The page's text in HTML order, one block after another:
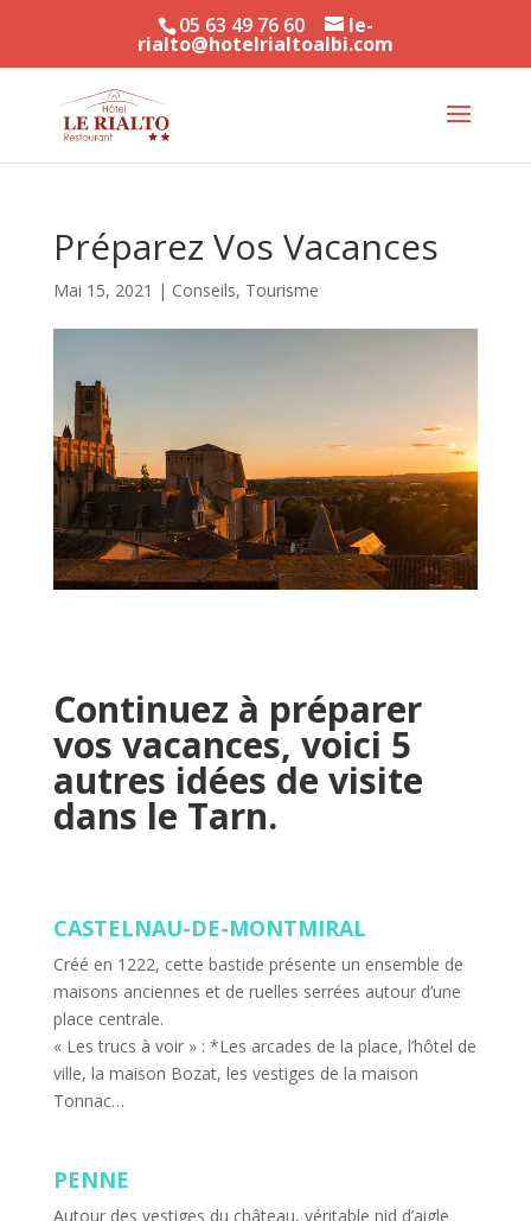
05 63 49 76 60 le-
rialto@hotelrialtoalbi.com
Préparez Vos Vacances
Mai 15, 2021 | Conseils, Tourisme
Continuez à préparer
vos vacances, voici 5
autres idées de visite
dans le Tarn.
CASTELNAU-DE-MONTMIRAL
Créé en 1222, cette bastide présente un ensemble de
maisons anciennes et de ruelles serrées autour d’une
place centrale.
« Les trucs à voir » : *Les arcades de la place, l’hôtel de
ville, la maison Bozat, les vestiges de la maison
Tonnac…
PENNE
Autour des vestiges du château, véritable nid d’aigle